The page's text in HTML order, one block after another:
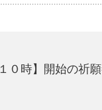
０時】開始の祈願